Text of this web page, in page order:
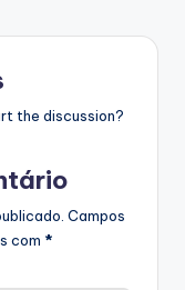
the discussion?
Campos
com *